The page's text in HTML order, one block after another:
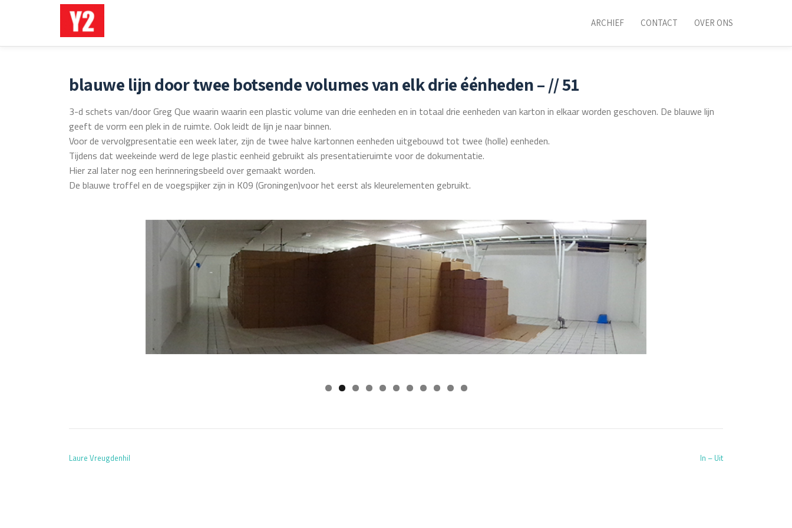
direct
ARCHIEF CONTACT OVER ONS
blauwe lijn door twee botsende volumes van elk drie éénheden – // 51
3-d schets van/door Greg Que waarin waarin een plastic volume van drie eenheden en in totaal drie eenheden van karton in elkaar worden geschoven. De blauwe lijn
geeft de vorm een plek in de ruimte. Ook leidt de lijn je naar binnen.
Voor de vervolgpresentatie een week later, zijn de twee halve kartonnen eenheden uitgebouwd tot twee (holle) eenheden.
Tijdens dat weekeinde werd de lege plastic eenheid gebruikt als presentatieruimte voor de dokumentatie.
Hier zal later nog een herinneringsbeeld over gemaakt worden.
De blauwe troffel en de voegspijker zijn in K09 (Groningen)voor het eerst als kleurelementen gebruikt.
Laure Vreugdenhil In – Uit